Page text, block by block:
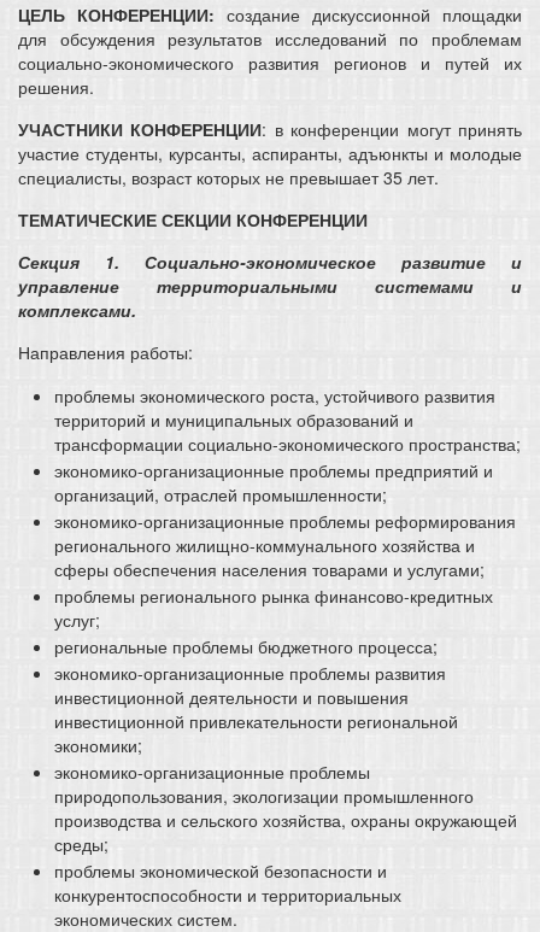
ЦЕЛЬ КОНФЕРЕНЦИИ: создание дискуссионной площадки
для обсуждения результатов исследований по проблемам
социально-экономического развития регионов и путей их
решения.
УЧАСТНИКИ КОНФЕРЕНЦИИ: в конференции могут принять
участие студенты, курсанты, аспиранты, адъюнкты и молодые
специалисты, возраст которых не превышает 35 лет.
ТЕМАТИЧЕСКИЕ СЕКЦИИ КОНФЕРЕНЦИИ
Секция 1. Социально-экономическое развитие и
управление территориальными системами и
комплексами.
Направления работы:
проблемы экономического роста, устойчивого развития
территорий и муниципальных образований и
трансформации социально-экономического пространства;
экономико-организационные проблемы предприятий и
организаций, отраслей промышленности;
экономико-организационные проблемы реформирования
регионального жилищно-коммунального хозяйства и
сферы обеспечения населения товарами и услугами;
проблемы регионального рынка финансово-кредитных
услуг;
региональные проблемы бюджетного процесса;
экономико-организационные проблемы развития
инвестиционной деятельности и повышения
инвестиционной привлекательности региональной
экономики;
экономико-организационные проблемы
природопользования, экологизации промышленного
производства и сельского хозяйства, охраны окружающей
среды;
проблемы экономической безопасности и
конкурентоспособности и территориальных
экономических систем.